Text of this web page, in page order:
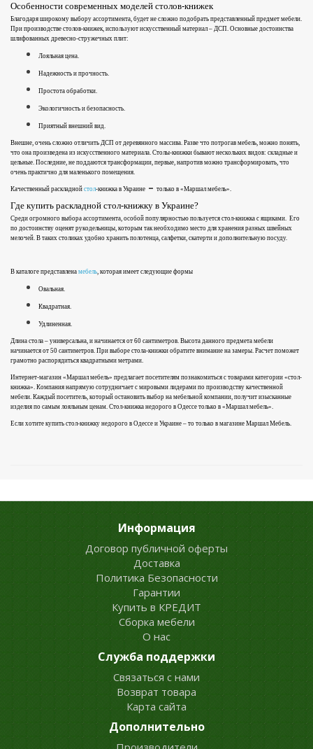
Особенности современных моделей столов-книжек
Благодаря широкому выбору ассортимента, будет не сложно подобрать представленный предмет мебели.
При производстве столов-книжек, используют искусственный материал – ДСП. Основные достоинства
шлифованных древесно-стружечных плит:
Лояльная цена.
Надежность и прочность.
Простота обработки.
Экологичность и безопасность.
Приятный внешний вид.
Внешне, очень сложно отличить ДСП от деревянного массива. Разве что потрогав мебель, можно понять,
что она произведена из искусственного материала. Столы-книжки бывают нескольких видов: складные и
цельные. Последние, не поддаются трансформации, первые, напротив можно трансформировать, что
очень практично для маленького помещения.
Качественный раскладной стол-книжка в Украине – только в «Маршал мебель».
Где купить раскладной стол-книжку в Украине?
Среди огромного выбора ассортимента, особой популярностью пользуется стол-книжка с ящиками. Его
по достоинству оценят рукодельницы, которым так необходимо место для хранения разных швейных
мелочей. В таких столиках удобно хранить полотенца, салфетки, скатерти и дополнительную посуду.
В каталоге представлена мебель, которая имеет следующие формы
Овальная.
Квадратная.
Удлиненная.
Длина стола – универсальна, и начинается от 60 сантиметров. Высота данного предмета мебели
начинается от 50 сантиметров. При выборе стола-книжки обратите внимание на замеры. Расчет поможет
грамотно распорядиться квадратными метрами.
Интернет-магазин «Маршал мебель» предлагает посетителям познакомиться с товарами категории «стол-
книжка». Компания напрямую сотрудничает с мировыми лидерами по производству качественной
мебели. Каждый посетитель, который остановить выбор на мебельной компании, получит изысканные
изделия по самым лояльным ценам. Стол-книжка недорого в Одессе только в «Маршал мебель».
Если хотите купить стол-книжку недорого в Одессе и Украине – то только в магазине Маршал Мебель.
Информация
Договор публичной оферты
Доставка
Политика Безопасности
Гарантии
Купить в КРЕДИТ
Сборка мебели
О нас
Служба поддержки
Связаться с нами
Возврат товара
Карта сайта
Дополнительно